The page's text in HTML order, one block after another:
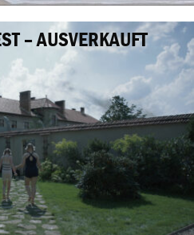
– AUSVERKAUFT